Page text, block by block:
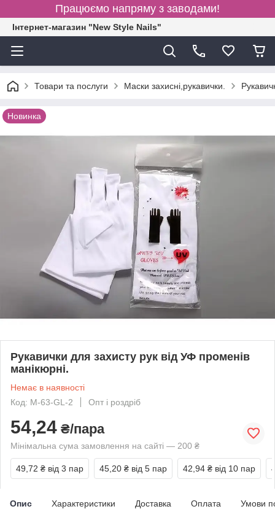
Працюємо напряму з заводами!
Інтернет-магазин "New Style Nails"
Товари та послуги Маски захисні,рукавички.
Новинка
Рукавички для захисту рук від УФ променів
манікюрні.
Немає в наявності
Код: М-63-GL-2
Опт і роздріб
54,24 ₴/пара
Мінімальна сума замовлення на сайті — 200 ₴
49,72 ₴ від 3 пар 45,20 ₴ від 5 пар 42,94 ₴ від 10 пар
Опис Характеристики Доставка Оплата Умови